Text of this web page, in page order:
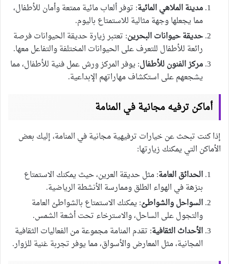
مدينة الملاهي المائية: توفر ألعاب مائية ممتعة وأمان للأطفال،
مما يجعلها وجهة مثالية للاستمتاع باليوم.
حديقة حيوانات البحرين: تعتبر زيارة حديقة الحيوانات فرصة
رائعة للأطفال للتعرف على الحيوانات المختلفة والتفاعل معها.
مركز الفنون للأطفال: يوفر المركز ورش عمل فنية للأطفال، مما
يشجعهم على استكشاف مهاراتهم الإبداعية.
أماكن ترفيه مجانية في المنامة
إذا كنت تبحث عن خيارات ترفيهية مجانية في المنامة، إليك بعض
الأماكن التي يمكنك زيارتها:
الحدائق العامة: مثل حديقة العرين، حيث يمكنك الاستمتاع
بنزهة في الهواء الطلق وممارسة الأنشطة الرياضية.
السواحل والشواطئ: يمكنك الاستمتاع بالشواطئ العامة
والتجول على الساحل، والاسترخاء تحت أشعة الشمس.
الأحداث الثقافية: تقدم المنامة مجموعة من الفعاليات الثقافية
المجانية، مثل المعارض والأسواق، مما يوفر تجربة غنية للزوار.